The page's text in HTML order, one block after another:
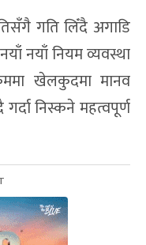
गति लिँदै अगाडि
नयाँ नियम व्यवस्था
खेलकुदमा मानव
निस्कने महत्वपूर्ण